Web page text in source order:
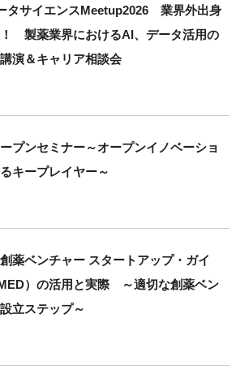
タサイエンスMeetup2026 業界外出身
製薬業界におけるAI、データ活用の
演＆キャリア相談会
プンセミナー～オープンイノベーショ
キープレイヤー～
創薬ベンチャー スタートアップ・ガイ
）の活用と実際 ～適切な創薬ベン
立ステップ～